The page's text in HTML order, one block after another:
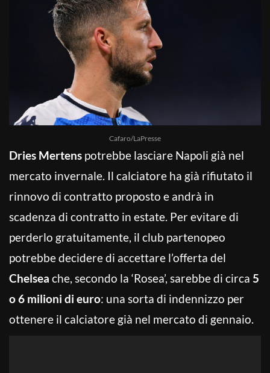
Cafaro/LaPresse
Dries Mertens potrebbe lasciare Napoli già nel
mercato invernale. Il calciatore ha già rifiutato il
rinnovo di contratto proposto e andrà in
scadenza di contratto in estate. Per evitare di
perderlo gratuitamente, il club partenopeo
potrebbe decidere di accettare l’offerta del
Chelsea che, secondo la ‘Rosea’, sarebbe di circa 5
o 6 milioni di euro: una sorta di indennizzo per
ottenere il calciatore già nel mercato di gennaio.